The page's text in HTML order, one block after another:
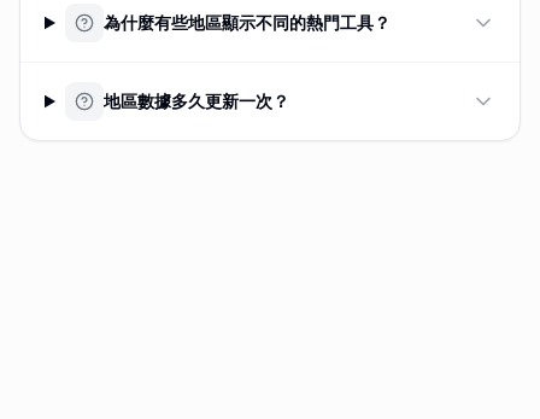
為什麼有些地區顯示不同的熱門工具？
地區數據多久更新一次？